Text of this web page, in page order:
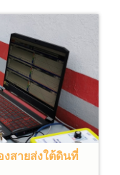
งสายส่งใต้ดินที่